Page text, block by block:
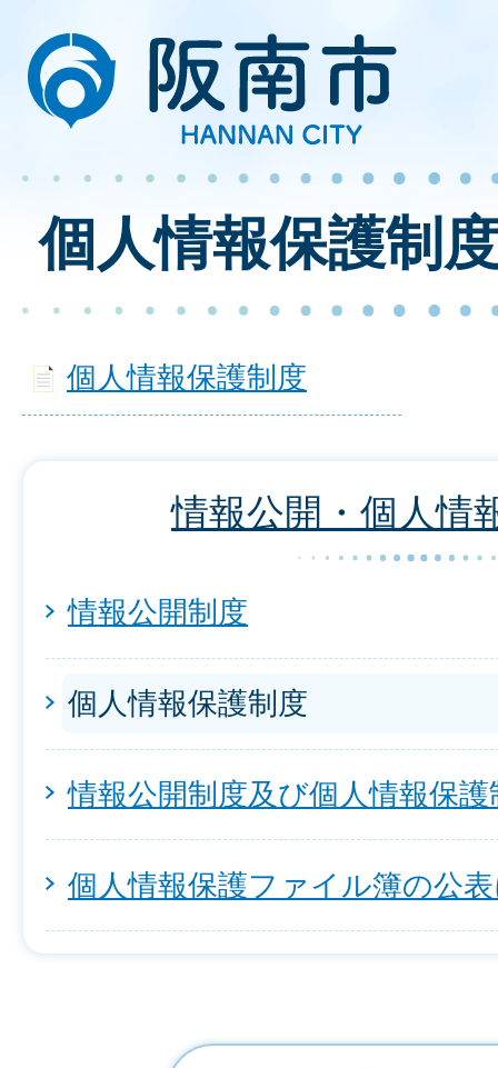
個人情報保護制
個人情報保護制度
情報公開・個人情
情報公開制度
個人情報保護制度
情報公開制度及び個人情報保
個人情報保護ファイル簿の公